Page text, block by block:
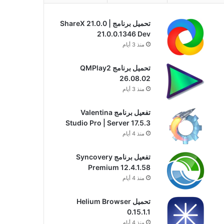
تحميل برنامج ShareX 21.0.0 |
21.0.0.1346 Dev
منذ 3 أيام
تحميل برنامج QMPlay2
26.08.02
منذ 3 أيام
تفعيل برنامج Valentina
Studio Pro | Server 17.5.3
منذ 4 أيام
تفعيل برنامج Syncovery
Premium 12.4.1.58
منذ 4 أيام
تحميل Helium Browser
0.15.1.1
منذ 4 أيام